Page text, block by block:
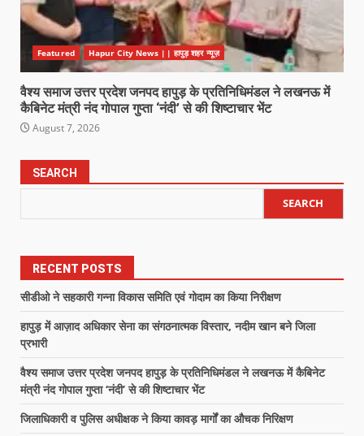
Featured Hapur City News || हापुड़ शहर न्यूज़
वैश्य समाज उत्तर प्रदेश जनपद हापुड़ के प्रतिनिधिमंडल ने लखनऊ में
कैबिनेट मंत्री नंद गोपाल गुप्ता ‘नंदी’ से की शिष्टाचार भेंट
August 7, 2026
SEARCH
SEARCH
RECENT POSTS
सीडीओ ने सहकारी गन्ना विकास समिति एवं गोदाम का किया निरीक्षण
हापुड़ में आज़ाद अधिकार सेना का संगठनात्मक विस्तार, नदीम खान बने जिला
प्रभारी
वैश्य समाज उत्तर प्रदेश जनपद हापुड़ के प्रतिनिधिमंडल ने लखनऊ में कैबिनेट
मंत्री नंद गोपाल गुप्ता ‘नंदी’ से की शिष्टाचार भेंट
जिलाधिकारी व पुलिस अधीक्षक ने किया कावड़ मार्गों का औचक निरिक्षण